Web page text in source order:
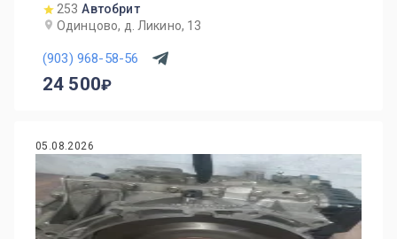
253 Автобрит
Одинцово, д. Ликино, 13
(903) 968-58-56
24 500
05.08.2026